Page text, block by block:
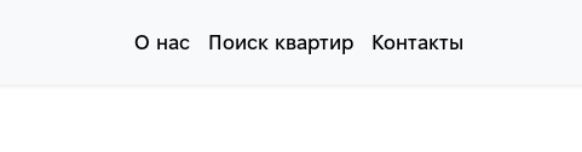
О нас Поиск квартир Контакты